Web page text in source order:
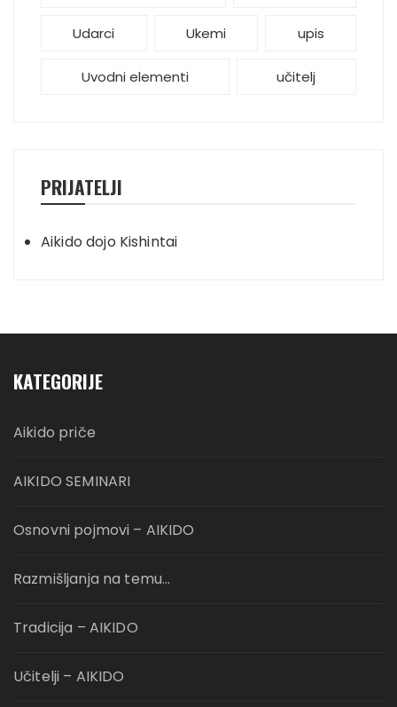
Udarci Ukemi upis
Uvodni elementi učitelj
PRIJATELJI
Aikido dojo Kishintai
KATEGORIJE
Aikido priče
AIKIDO SEMINARI
Osnovni pojmovi – AIKIDO
Razmišljanja na temu…
Tradicija – AIKIDO
Učitelji – AIKIDO